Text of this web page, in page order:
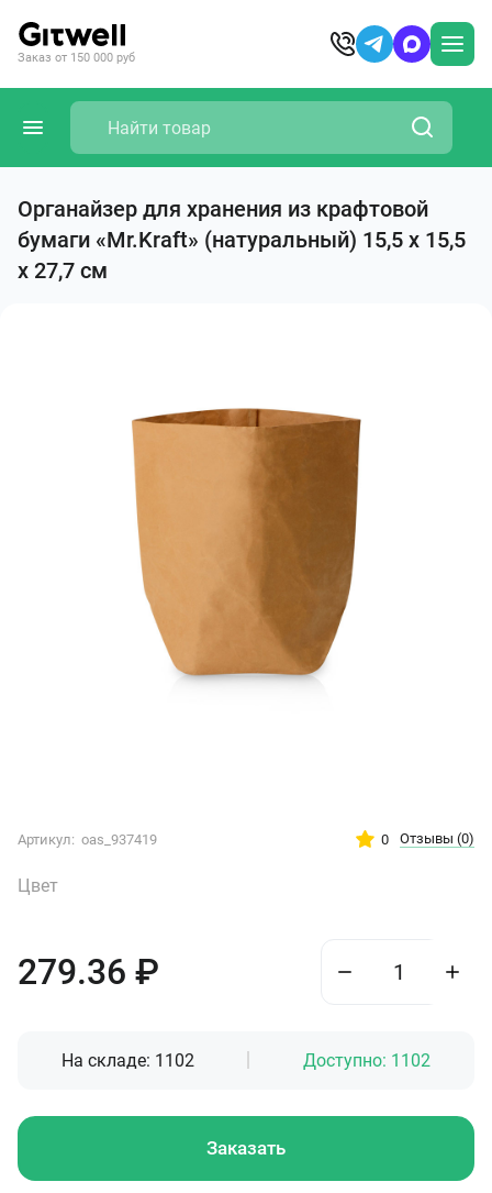
Заказ от 150 000 руб
Органайзер для хранения из крафтовой
бумаги «Mr.Kraft» (натуральный) 15,5 х 15,5
х 27,7 см
Артикул: oas_937419 0 Отзывы (0)
Цвет
279.36 ₽
На складе: 1102 Доступно: 1102
Заказать